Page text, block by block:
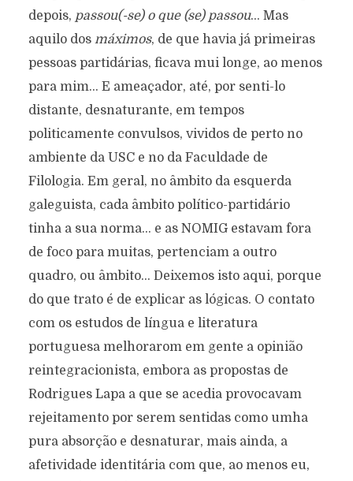
depois, passou(-se) o que (se) passou… Mas
aquilo dos máximos, de que havia já primeiras
pessoas partidárias, ficava mui longe, ao menos
para mim… E ameaçador, até, por senti-lo
distante, desnaturante, em tempos
politicamente convulsos, vividos de perto no
ambiente da USC e no da Faculdade de
Filologia. Em geral, no âmbito da esquerda
galeguista, cada âmbito político-partidário
tinha a sua norma… e as NOMIG estavam fora
de foco para muitas, pertenciam a outro
quadro, ou âmbito… Deixemos isto aqui, porque
do que trato é de explicar as lógicas. O contato
com os estudos de língua e literatura
portuguesa melhorarom em gente a opinião
reintegracionista, embora as propostas de
Rodrigues Lapa a que se acedia provocavam
rejeitamento por serem sentidas como umha
pura absorção e desnaturar, mais ainda, a
afetividade identitária com que, ao menos eu,